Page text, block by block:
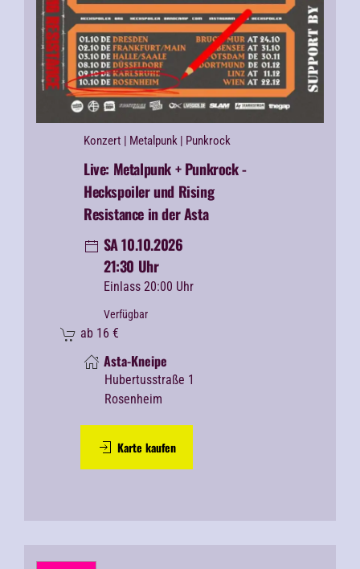
Konzert | Metalpunk | Punkrock
Live: Metalpunk + Punkrock -
Heckspoiler und Rising
Resistance in der Asta
SA 10.10.2026
21:30 Uhr
Einlass 20:00 Uhr
Verfügbar
ab 16 €
Asta-Kneipe
Hubertusstraße 1
Rosenheim
Karte kaufen